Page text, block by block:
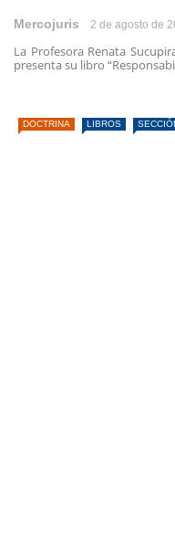
Mercojuris 2 de agosto de
La Profesora Renata
presenta su libro
DOCTRINA LIBROS